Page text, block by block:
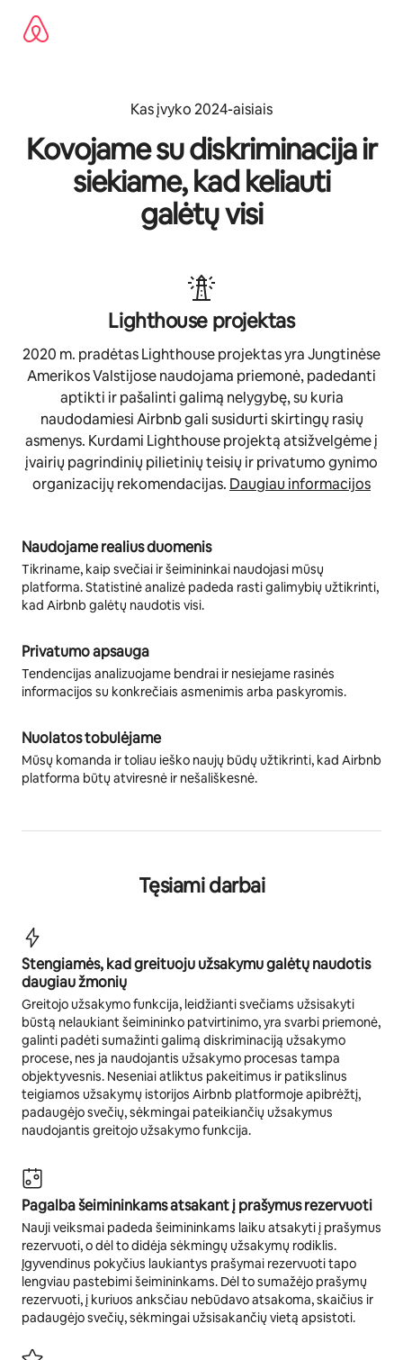
turinio
Kas įvyko 2024-aisiais
Kovojame su diskriminacija ir
siekiame, kad keliauti
galėtų visi
Lighthouse projektas
2020 m. pradėtas Lighthouse projektas yra Jungtinėse
Amerikos Valstijose naudojama priemonė, padedanti
aptikti ir pašalinti galimą nelygybę, su kuria
naudodamiesi Airbnb gali susidurti skirtingų rasių
asmenys. Kurdami Lighthouse projektą atsižvelgėme į
įvairių pagrindinių pilietinių teisių ir privatumo gynimo
organizacijų rekomendacijas. Daugiau informacijos
Naudojame realius duomenis
Tikriname, kaip svečiai ir šeimininkai naudojasi mūsų
platforma. Statistinė analizė padeda rasti galimybių užtikrinti,
kad Airbnb galėtų naudotis visi.
Privatumo apsauga
Tendencijas analizuojame bendrai ir nesiejame rasinės
informacijos su konkrečiais asmenimis arba paskyromis.
Nuolatos tobulėjame
Mūsų komanda ir toliau ieško naujų būdų užtikrinti, kad Airbnb
platforma būtų atviresnė ir nešališkesnė.
Tęsiami darbai
Stengiamės, kad greituoju užsakymu galėtų naudotis
daugiau žmonių
Greitojo užsakymo funkcija, leidžianti svečiams užsisakyti
būstą nelaukiant šeimininko patvirtinimo, yra svarbi priemonė,
galinti padėti sumažinti galimą diskriminaciją užsakymo
procese, nes ja naudojantis užsakymo procesas tampa
objektyvesnis. Neseniai atliktus pakeitimus ir patikslinus
teigiamos užsakymų istorijos Airbnb platformoje apibrėžtį,
padaugėjo svečių, sėkmingai pateikiančių užsakymus
naudojantis greitojo užsakymo funkcija.
Pagalba šeimininkams atsakant į prašymus rezervuoti
Nauji veiksmai padeda šeimininkams laiku atsakyti į prašymus
rezervuoti, o dėl to didėja sėkmingų užsakymų rodiklis.
Įgyvendinus pokyčius laukiantys prašymai rezervuoti tapo
lengviau pastebimi šeimininkams. Dėl to sumažėjo prašymų
rezervuoti, į kuriuos anksčiau nebūdavo atsakoma, skaičius ir
padaugėjo svečių, sėkmingai užsisakančių vietą apsistoti.